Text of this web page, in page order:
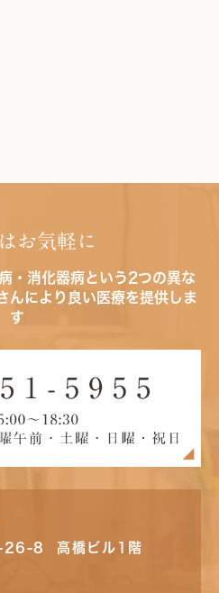
お気軽に
・消化器病という2つの異な
んにより良い医療を提供しま
す
26-8 高橋ビル1階